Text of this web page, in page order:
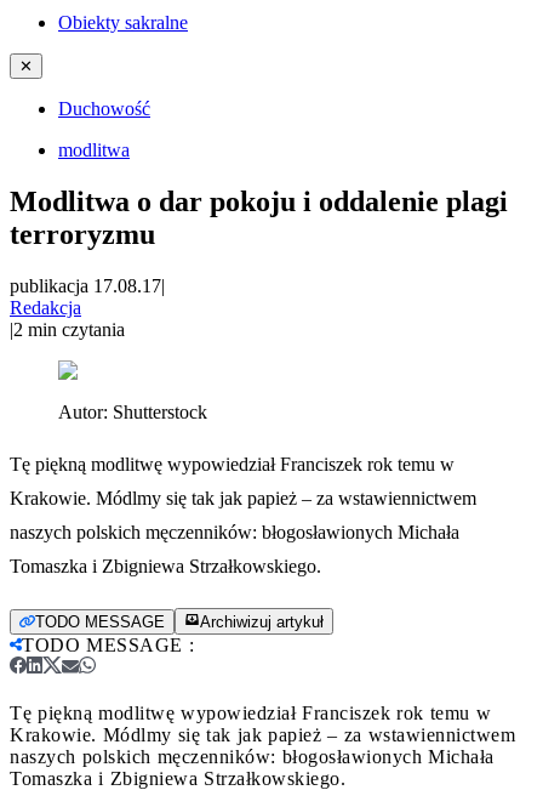
Obiekty sakralne
✕
Duchowość
modlitwa
Modlitwa o dar pokoju i oddalenie plagi
terroryzmu
publikacja 17.08.17|
Redakcja
|2 min czytania
Autor: Shutterstock
Tę piękną modlitwę wypowiedział Franciszek rok temu w
Krakowie. Módlmy się tak jak papież – za wstawiennictwem
naszych polskich męczenników: błogosławionych Michała
Tomaszka i Zbigniewa Strzałkowskiego.
TODO MESSAGE Archiwizuj artykuł
TODO MESSAGE :
Tę piękną modlitwę wypowiedział Franciszek rok temu w
Krakowie. Módlmy się tak jak papież – za wstawiennictwem
naszych polskich męczenników: błogosławionych Michała
Tomaszka i Zbigniewa Strzałkowskiego.